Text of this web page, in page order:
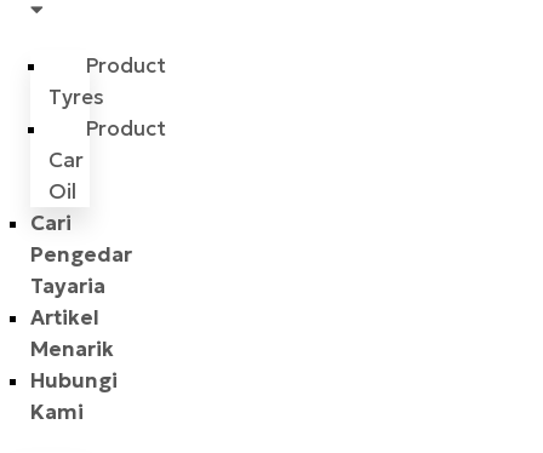
Product
Tyres
Product
Car
Oil
Cari
Pengedar
Tayaria
Artikel
Menarik
Hubungi
Kami